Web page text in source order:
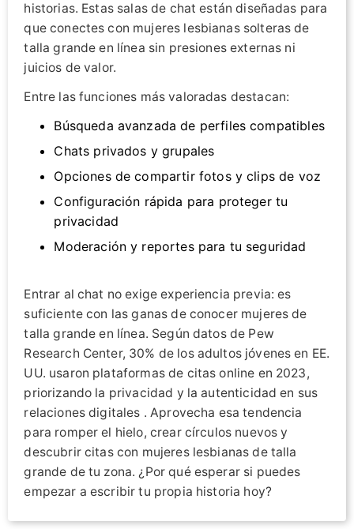
historias. Estas salas de chat están diseñadas para
que conectes con mujeres lesbianas solteras de
talla grande en línea sin presiones externas ni
juicios de valor.
Entre las funciones más valoradas destacan:
Búsqueda avanzada de perfiles compatibles
Chats privados y grupales
Opciones de compartir fotos y clips de voz
Configuración rápida para proteger tu
privacidad
Moderación y reportes para tu seguridad
Entrar al chat no exige experiencia previa: es
suficiente con las ganas de conocer mujeres de
talla grande en línea. Según datos de Pew
Research Center, 30% de los adultos jóvenes en EE.
UU. usaron plataformas de citas online en 2023,
priorizando la privacidad y la autenticidad en sus
relaciones digitales . Aprovecha esa tendencia
para romper el hielo, crear círculos nuevos y
descubrir citas con mujeres lesbianas de talla
grande de tu zona. ¿Por qué esperar si puedes
empezar a escribir tu propia historia hoy?